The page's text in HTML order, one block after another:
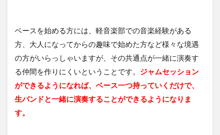
ベースを始める方には、軽音楽部での音楽経験がある
方、大人になってからの趣味で始めた方など様々な境遇
の方がいらっしゃいますが、その共通点が一緒に演奏す
る仲間を作りにくいということです。 ジャムセッション
ができるようになれば、ベース一つ持っていくだけで、
生バンドと一緒に演奏することができるようになりま
す。